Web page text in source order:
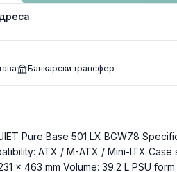
Банкарски трансфер
Pure Base 501 LX BGW78
ATX / M-ATX / Mini-ITX Case
x 463 mm Volume: 39.2 L PSU